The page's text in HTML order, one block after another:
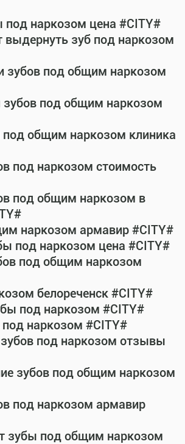
под наркозом цена #CITY#
выдернуть зуб под наркозом
зубов под общим наркозом
зубов под общим наркозом
под общим наркозом клиника
под наркозом стоимость
под общим наркозом в
наркозом армавир #CITY#
под наркозом цена #CITY#
под общим наркозом
белореченск #CITY#
под наркозом #CITY#
наркозом #CITY#
под наркозом отзывы
зубов под общим наркозом
под наркозом армавир
зубы под общим наркозом